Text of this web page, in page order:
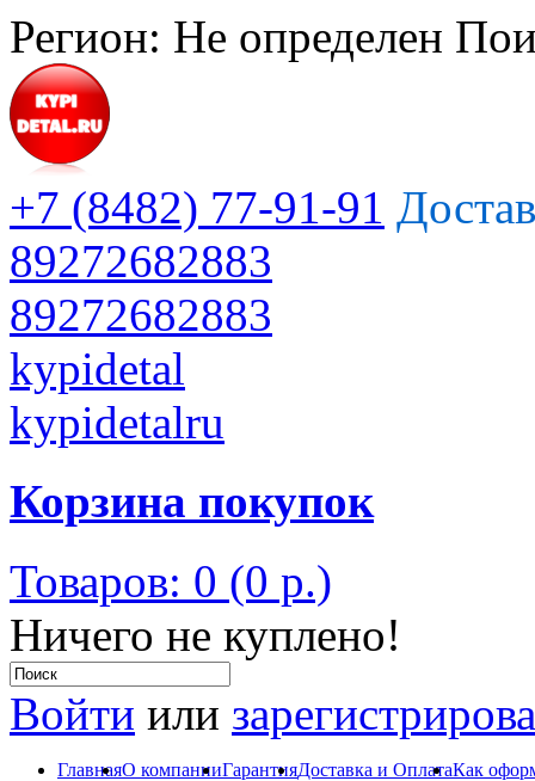
Регион: Не определен
+7 (8482) 77-91-91
89272682883
89272682883
kypidetal
kypidetalru
Корзина покупок
Товаров: 0 (0 р.)
Ничего не куплено!
Войти или
ГлавнаяО компанииГарантияДоставка и ОплатаКак